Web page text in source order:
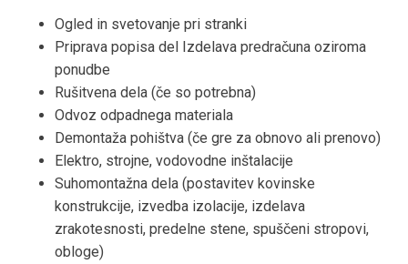
Ogled in svetovanje pri stranki
Priprava popisa del Izdelava predračuna oziroma
ponudbe
Rušitvena dela (če so potrebna)
Odvoz odpadnega materiala
Demontaža pohištva (če gre za obnovo ali prenovo)
Elektro, strojne, vodovodne inštalacije
Suhomontažna dela (postavitev kovinske
konstrukcije, izvedba izolacije, izdelava
zrakotesnosti, predelne stene, spuščeni stropovi,
obloge)